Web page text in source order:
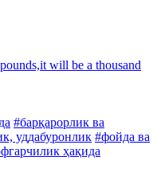
will be a thousand
#барқарорлик ва
уддабуронлик #фойда ва
ҳақида